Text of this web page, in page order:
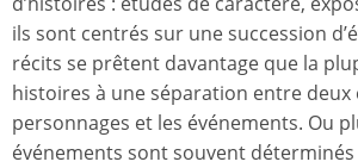
ils sont centrés sur une succession
récits se prêtent davantage que la
histoires à une séparation entre deux
personnages et les événements. Ou
événements sont souvent déterminés